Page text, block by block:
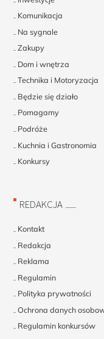
Komunikacja
Na sygnale
Zakupy
Dom i wnętrza
Technika i Motoryzacja
Będzie się działo
Pomagamy
Podróże
Kuchnia i Gastronomia
Konkursy
REDAKCJA
Kontakt
Redakcja
Reklama
Regulamin
Polityka prywatności
Ochrona danych
Regulamin konkursów